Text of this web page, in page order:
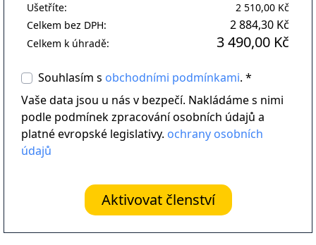
Ušetříte:
2 510,00 Kč
Celkem bez DPH:
2 884,30 Kč
Celkem k úhradě: 3 490,00 Kč
Souhlasím s obchodními podmínkami. *
Vaše data jsou u nás v bezpečí. Nakládáme s nimi
podle podmínek zpracování osobních údajů a
platné evropské legislativy. ochrany osobních
údajů
Aktivovat členství